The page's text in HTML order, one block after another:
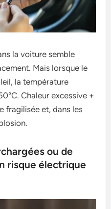
la voiture semble
Mais lorsque le
la température
Chaleur excessive +
fragilisée et, dans les
ou de
risque électrique